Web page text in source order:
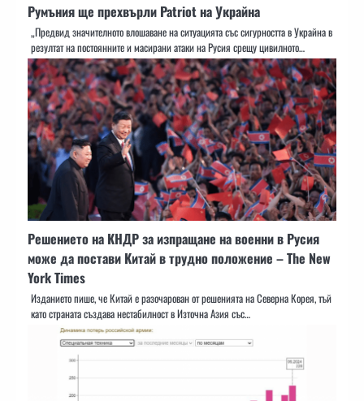
Румъния ще прехвърли Patriot на Украйна
„Предвид значителното влошаване на ситуацията със сигурността в Украйна в
резултат на постоянните и масирани атаки на Русия срещу цивилното…
Решението на КНДР за изпращане на военни в Русия
може да постави Китай в трудно положение – The New
York Times
Изданието пише, че Китай е разочарован от решенията на Северна Корея, тъй
като страната създава нестабилност в Източна Азия със…